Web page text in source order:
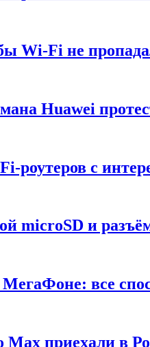
Wi-Fi не
Huawei
роутеров с
microSD и
все
Max приехали в